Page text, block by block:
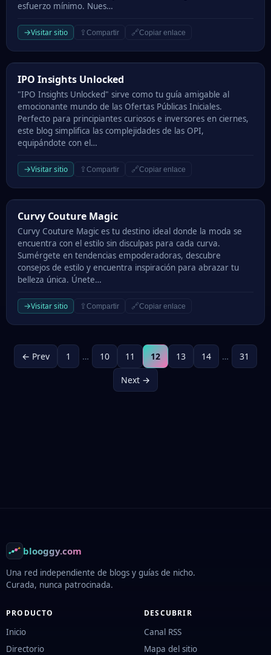
esfuerzo mínimo. Nues…
→Visitar sitio ⇪ Compartir 🔗Copiar enlace
IPO Insights Unlocked
IPO Insights Unlocked
"IPO Insights Unlocked" sirve como tu guía amigable al
emocionante mundo de las Ofertas Públicas Iniciales.
Perfecto para principiantes curiosos e inversores en ciernes,
este blog simplifica las complejidades de las OPI,
equipándote con el…
→Visitar sitio ⇪ Compartir 🔗Copiar enlace
Curvy Couture Magic
Curvy Couture Magic
Curvy Couture Magic es tu destino ideal donde la moda se
encuentra con el estilo sin disculpas para cada curva.
Sumérgete en tendencias empoderadoras, descubre
consejos de estilo y encuentra inspiración para abrazar tu
belleza única. Únete…
→Visitar sitio ⇪ Compartir 🔗Copiar enlace
← Prev 1 … 10 11 12 13 14 … 31
Next →
Footerblooggy.com
Una red independiente de blogs y guías de nicho.
Curada, nunca patrocinada.
PRODUCTO
Inicio
Directorio
DESCUBRIR
Canal RSS
Mapa del sitio